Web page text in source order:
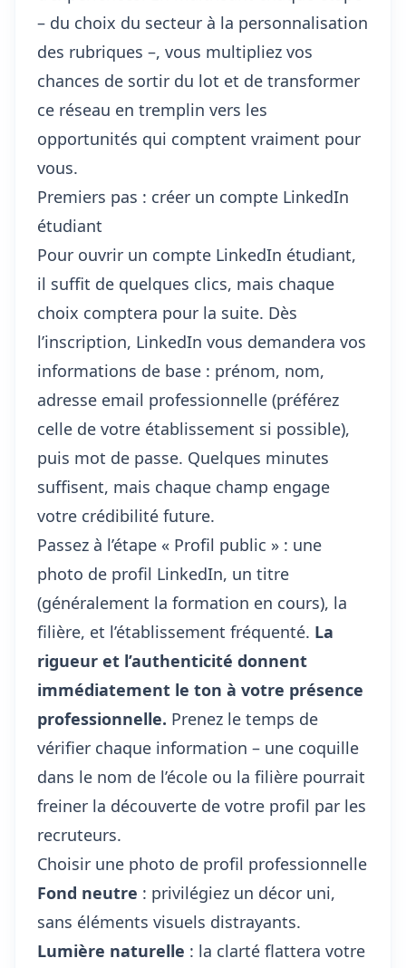
– du choix du secteur à la personnalisation
des rubriques –, vous multipliez vos
chances de sortir du lot et de transformer
ce réseau en tremplin vers les
opportunités qui comptent vraiment pour
vous.
Premiers pas : créer un compte LinkedIn
étudiant
Pour ouvrir un compte LinkedIn étudiant,
il suffit de quelques clics, mais chaque
choix comptera pour la suite. Dès
l’inscription, LinkedIn vous demandera vos
informations de base : prénom, nom,
adresse email professionnelle (préférez
celle de votre établissement si possible),
puis mot de passe. Quelques minutes
suffisent, mais chaque champ engage
votre crédibilité future.
Passez à l’étape « Profil public » : une
photo de profil LinkedIn, un titre
(généralement la formation en cours), la
filière, et l’établissement fréquenté. La
rigueur et l’authenticité donnent
immédiatement le ton à votre présence
professionnelle. Prenez le temps de
vérifier chaque information – une coquille
dans le nom de l’école ou la filière pourrait
freiner la découverte de votre profil par les
recruteurs.
Choisir une photo de profil professionnelle
Fond neutre : privilégiez un décor uni,
sans éléments visuels distrayants.
Lumière naturelle : la clarté flattera votre